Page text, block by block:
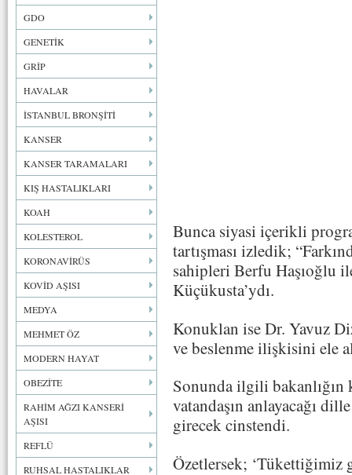
GDO
GENETİK
GRİP
HAVALAR
İSTANBUL BRONŞİTİ
KANSER
KANSER TARAMALARI
KIŞ HASTALIKLARI
KOAH
KOLESTEROL
KORONAVİRÜS
KOVİD AŞISI
MEDYA
MEHMET ÖZ
MODERN HAYAT
OBEZİTE
RAHİM AĞZI KANSERİ
AŞISI
REFLÜ
RUHSAL HASTALIKLAR
Bunca siyasi içerikli
tartışması izledik;
sahipleri Berfu Haşıoğlu
Küçükusta’ydı.
Konuklan ise Dr. Yavuz
ve beslenme ilişkisini ele
Sonunda ilgili bakanlığın
vatandaşın anlayacağı
girecek cinstendi.
Özetlersek; ‘Tükettiğimiz